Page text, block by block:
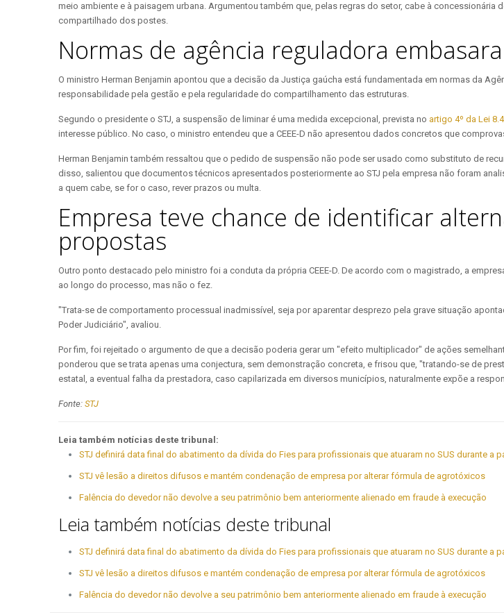
meio ambiente e à paisagem urbana. Argumentou também que, pelas regras do setor, cabe à
compartilhado dos postes.
Normas de agência reguladora
O ministro Herman Benjamin apontou que a decisão da Justiça gaúcha está fundamentada em normas da
responsabilidade pela gestão e pela regularidade do compartilhamento das estruturas.
Segundo o presidente o STJ, a suspensão de liminar é uma medida excepcional, prevista no artigo 4º da Lei
interesse público. No caso, o ministro entendeu que a CEEE-D não apresentou dados concretos que
Herman Benjamin também ressaltou que o pedido de suspensão não pode ser usado como substituto de
disso, salientou que documentos técnicos apresentados posteriormente ao STJ pela empresa não foram
a quem cabe, se for o caso, rever prazos ou multa.
Empresa teve chance de identificar
propostas
Outro ponto destacado pelo ministro foi a conduta da própria CEEE-D. De acordo com o magistrado, a
ao longo do processo, mas não o fez.
"Trata-se de comportamento processual inadmissível, seja por aparentar desprezo pela grave situação
Poder Judiciário", avaliou.
Por fim, foi rejeitado o argumento de que a decisão poderia gerar um "efeito multiplicador" de ações
ponderou que se trata apenas uma conjectura, sem demonstração concreta, e frisou que, "tratando-se de
estatal, a eventual falha da prestadora, caso capilarizada em diversos municípios, naturalmente expõe a
Fonte: STJ
Leia também notícias deste tribunal:
STJ definirá data final do abatimento da dívida do Fies para profissionais que atuaram no SUS durante a
STJ vê lesão a direitos difusos e mantém condenação de empresa por alterar fórmula de agrotóxicos
Falência do devedor não devolve a seu patrimônio bem anteriormente alienado em fraude à execução
Leia também notícias deste tribunal
STJ definirá data final do abatimento da dívida do Fies para profissionais que atuaram no SUS durante a
STJ vê lesão a direitos difusos e mantém condenação de empresa por alterar fórmula de agrotóxicos
Falência do devedor não devolve a seu patrimônio bem anteriormente alienado em fraude à execução